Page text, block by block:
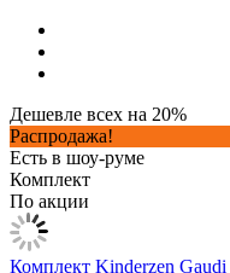
Дешевле всех на 20%
Распродажа!
Есть в шоу-руме
Комплект
По акции
Комплект Kinderzen Gaudi